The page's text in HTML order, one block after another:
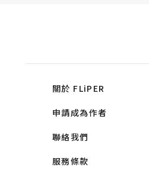
關於 FLiPER
申請成為作者
聯絡我們
服務條款